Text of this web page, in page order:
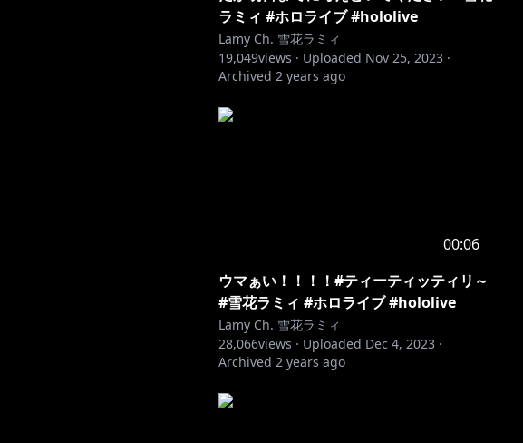
ラミィ #ホロライブ #hololive
Lamy Ch. 雪花ラミィ
19,049views · Uploaded Nov 25, 2023 ·
Archived 2 years ago
00:06
ウマぁい！！！！#ティーティッティリ～
#雪花ラミィ #ホロライブ #hololive
Lamy Ch. 雪花ラミィ
28,066views · Uploaded Dec 4, 2023 ·
Archived 2 years ago